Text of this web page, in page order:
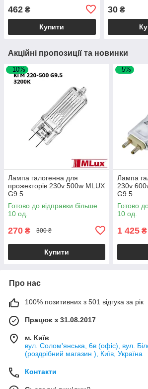
462 ₴
Купити
30₴
Акційні пропозиції та новинки
–10%
Лампа галогенна для
прожекторів 230v 500w MLUX
G9.5
Готово до відправки більше
10 од.
270 ₴ 300 ₴
Купити
–5%
Лампа
230v
G9.5
Готово
10 од.
1 425 ₴
Про нас
100% позитивних з 501 відгука за рік
Працює з 31.08.2017
м. Київ
вул. Солом'янська, 6в (офіс), вул.
(роздрібний магазин ), Київ, Україна
Контакти